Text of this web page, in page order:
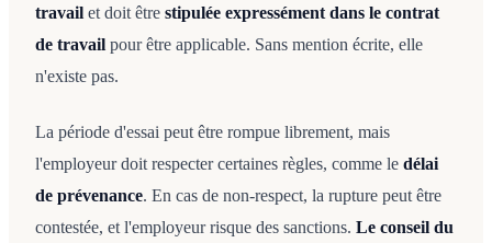
travail et doit être stipulée expressément dans le contrat
de travail pour être applicable. Sans mention écrite, elle
n'existe pas.
La période d'essai peut être rompue librement, mais
l'employeur doit respecter certaines règles, comme le délai
de prévenance. En cas de non-respect, la rupture peut être
contestée, et l'employeur risque des sanctions. Le conseil du